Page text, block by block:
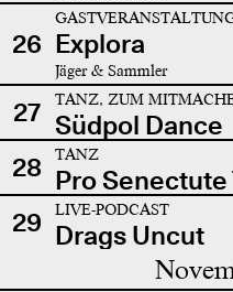
26 Explora
Jäger & Sammler
27 TANZ, ZUM
Südpol Dance
28
TANZ
Pro
29
LIVE-PODCAST
Drags Uncut